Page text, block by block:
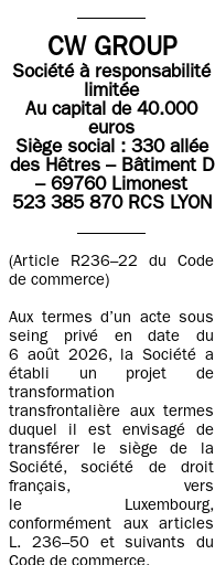
CW GROUP
Société à responsabilité
limitée
Au capital de 40.000
euros
Siège social : 330 allée
des Hêtres – Bâtiment D
– 69760 Limonest
523 385 870 RCS LYON
(Article R236–22 du Code
de commerce)
Aux termes d’un acte sous
seing privé en date du
6 août 2026, la Société a
établi un projet de
transformation
transfrontalière aux termes
duquel il est envisagé de
transférer le siège de la
Société, société de droit
français, vers
le Luxembourg,
conformément aux articles
L. 236–50 et suivants du